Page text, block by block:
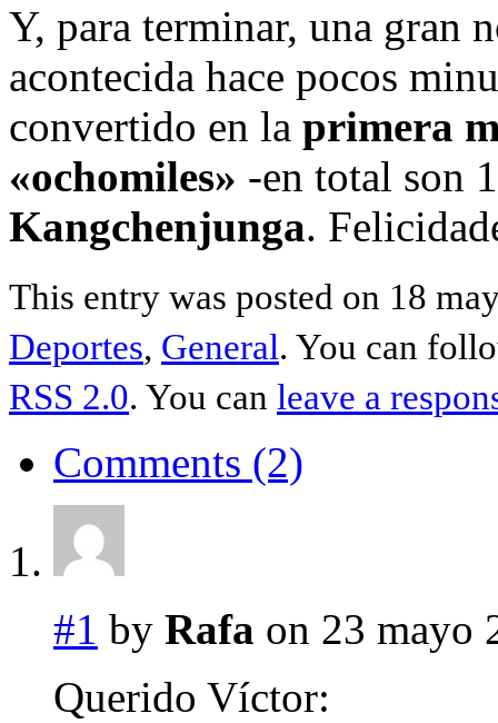
Y, para terminar, una gran
acontecida hace pocos
convertido en la primera
«ochomiles» -en total son
Kangchenjunga.
This entry was posted on 18
Deportes, General. You can
RSS 2.0. You can leave a
Comments (2)
#1 by Rafa on 23 mayo
Querido Víctor: